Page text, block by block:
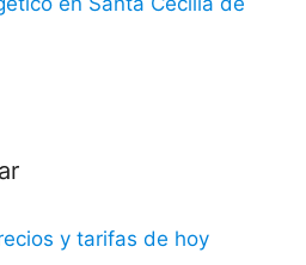
y tarifas de hoy